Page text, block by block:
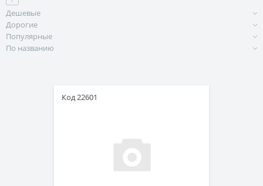
Дешевые
Дорогие
Популярные
По названию
Код 22601